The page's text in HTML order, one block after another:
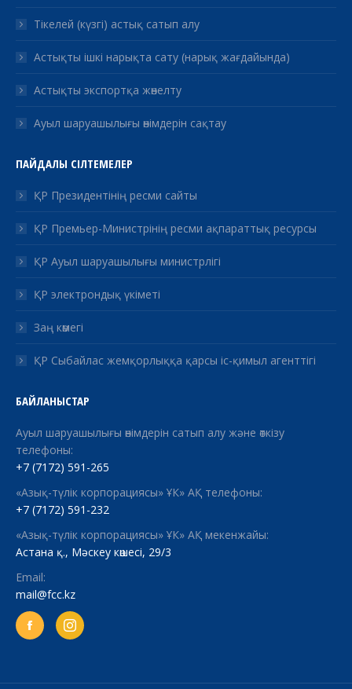
Тікелей (күзгі) астық сатып алу
Астықты ішкі нарықта сату (нарық жағдайында)
Астықты экспортқа жөнелту
Ауыл шаруашылығы өнімдерін сақтау
ПАЙДАЛЫ СІЛТЕМЕЛЕР
ҚР Президентінің ресми сайты
ҚР Премьер-Министрінің ресми ақпараттық ресурсы
ҚР Ауыл шаруашылығы министрлігі
ҚР электрондық үкіметі
Заң көмегі
ҚР Сыбайлас жемқорлыққа қарсы іс-қимыл агенттігі
БАЙЛАНЫСТАР
Ауыл шаруашылығы өнімдерін сатып алу және өткізу
телефоны:
+7 (7172) 591-265
«Азық-түлік корпорациясы» ҰК» АҚ телефоны:
+7 (7172) 591-232
«Азық-түлік корпорациясы» ҰК» АҚ мекенжайы:
Астана қ., Мәскеу көшесі, 29/3
Email:
mail@fcc.kz
Facebook